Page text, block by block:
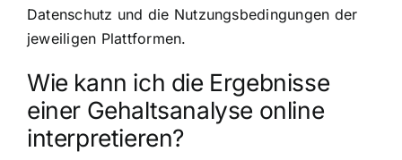
Datenschutz und die Nutzungsbedingungen der
jeweiligen Plattformen.
Wie kann ich die Ergebnisse
einer Gehaltsanalyse online
interpretieren?